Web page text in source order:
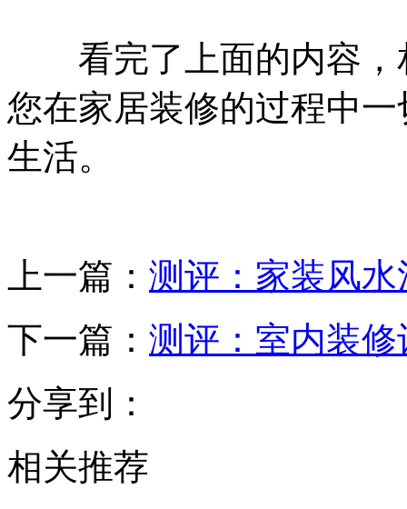
看完了上面的内容，
您在家居装修的过程中
生活。
上一篇： 测评：家装风
下一篇： 测评：室内装
分享到：
相关推荐